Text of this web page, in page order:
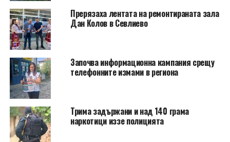
Прерязаха лентата на ремонтираната зала
Дан Колов в Севлиево
Започва информационна кампания срещу
телефонните измами в региона
Трима задържани и над 140 грама
наркотици иззе полицията